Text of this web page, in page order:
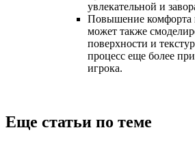
увлекательной и
Повышение комфорта
может также
поверхности и
процесс еще более
игрока.
Еще статьи по теме